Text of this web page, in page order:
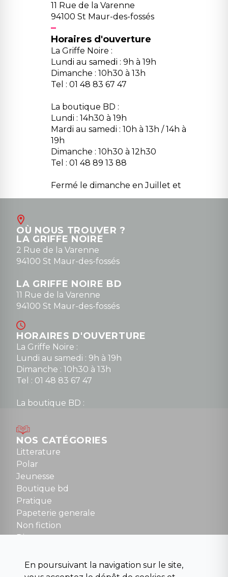
11 Rue de la Varenne
94100 St Maur-des-fossés
Horaires d'ouverture
La Griffe Noire :
Lundi au samedi : 9h à 19h
Dimanche : 10h30 à 13h
Tel : 01 48 83 67 47
La boutique BD :
Lundi : 14h30 à 19h
Mardi au samedi : 10h à 13h / 14h à
19h
Dimanche : 10h30 à 12h30
Tel : 01 48 89 13 88
Fermé le dimanche en Juillet et
Août
contact@la-griffe-noire.com
0148836747
OÙ NOUS TROUVER ?
LA GRIFFE NOIRE
2 Rue de la Varenne
94100 St Maur-des-fossés
LA GRIFFE NOIRE BD
11 Rue de la Varenne
94100 St Maur-des-fossés
HORAIRES D'OUVERTURE
La Griffe Noire :
Lundi au samedi : 9h à 19h
Dimanche : 10h30 à 13h
Tel : 01 48 83 67 47
La boutique BD :
Mardi au samedi : 10h à 13h / 14h à 19h
Dimanche : 10h30 à 12h30
Tel : 01 48 89 13 88
Fermé le dimanche en Juillet et Août
NOUS CONTACTER
contact@la-griffe-noire.com
NOS CATÉGORIES
Litterature
Polar
Jeunesse
Boutique bd
Pratique
Papeterie generale
Non fiction
Divers
Beaux livres et art
Para scolaire
En poursuivant la navigation sur le site,